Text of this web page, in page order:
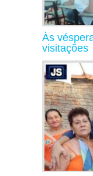
Às
visitações